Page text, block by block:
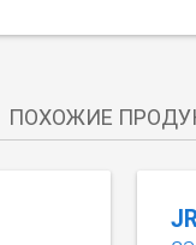
ПОХОЖИЕ